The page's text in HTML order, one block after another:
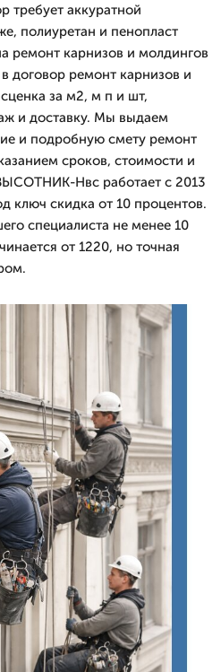
требует аккуратной
полиуретан и пенопласт
ремонт карнизов и молдингов
договор ремонт карнизов и
за м2, м п и шт,
и доставку. Мы выдаем
и подробную смету ремонт
сроков, стоимости и
Нвс работает с 2013
ключ скидка от 10 процентов.
специалиста не менее 10
от 1220, но точная